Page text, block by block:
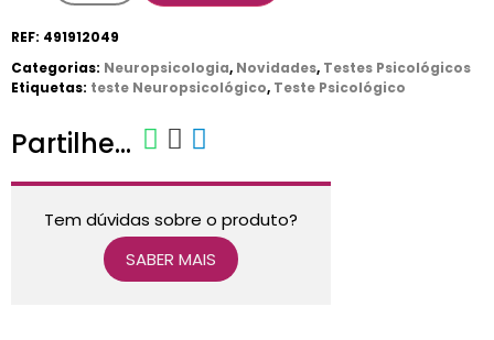
REF: 491912049
Categorias: Neuropsicologia, Novidades, Testes Psicológicos
Etiquetas: teste Neuropsicológico, Teste Psicológico
Partilhe...
Tem dúvidas sobre o produto?
SABER MAIS